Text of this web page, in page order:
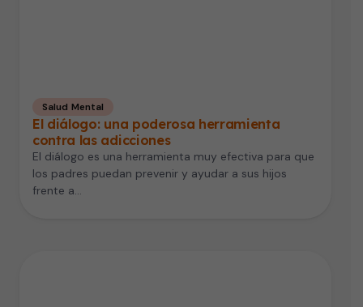
Salud Mental
El diálogo: una poderosa herramienta
contra las adicciones
El diálogo es una herramienta muy efectiva para que
los padres puedan prevenir y ayudar a sus hijos
frente a…